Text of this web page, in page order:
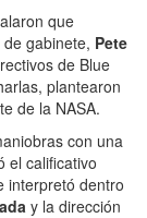
que
gabinete, Pete
de Blue
plantearon
de la NASA.
con una
el calificativo
interpretó dentro
y la dirección